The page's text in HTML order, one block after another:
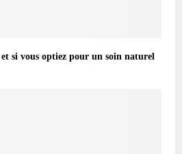
si vous optiez pour un soin naturel